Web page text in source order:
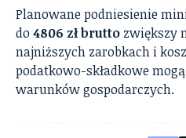
Planowane podniesienie
do 4806 zł brutto zwiększy
najniższych zarobkach i
podatkowo-składkowe
warunków gospodarczych.